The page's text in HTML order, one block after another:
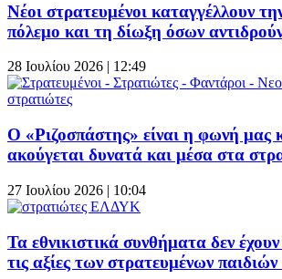
Νέοι στρατευμένοι καταγγέλλουν
πόλεμο και τη δίωξη όσων
28 Ιουλίου 2026 | 12:49
Ο «Ριζοσπάστης» είναι η φωνή μας
ακούγεται δυνατά και μέσα στα
27 Ιουλίου 2026 | 10:04
Τα εθνικιστικά συνθήματα δεν
τις αξίες των στρατευμένων